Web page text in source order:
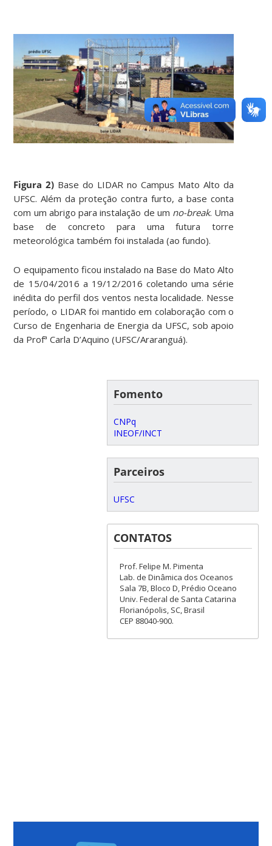
Figura 2) Base do LIDAR no Campus Mato Alto da
UFSC. Além da proteção contra furto, a base conta
com um abrigo para instalação de um no-break. Uma
base de concreto para uma futura torre
meteorológica também foi instalada (ao fundo).
O equipamento ficou instalado na Base do Mato Alto
de 15/04/2016 a 19/12/2016 coletando uma série
inédita do perfil dos ventos nesta localidade. Nesse
período, o LIDAR foi mantido em colaboração com o
Curso de Engenharia de Energia da UFSC, sob apoio
da Profª Carla D’Aquino (UFSC/Araranguá).
Fomento
CNPq
INEOF/INCT
Parceiros
UFSC
CONTATOS
Prof. Felipe M. Pimenta
Lab. de Dinâmica dos Oceanos
Sala 7B, Bloco D, Prédio Oceano
Univ. Federal de Santa Catarina
Florianópolis, SC, Brasil
CEP 88040-900.